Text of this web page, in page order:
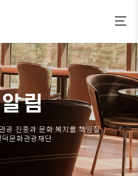
알림
광 진흥과 문화 복지를 책임질
덕문화관광재단